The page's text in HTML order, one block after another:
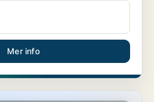
Mer info